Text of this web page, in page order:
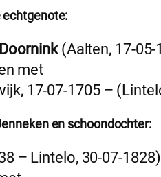
echtgenote:
Doornink(Aalten, 17-05-
met
17-07-1705 –
en schoondochter:
– Lintelo, 30-07-1828)